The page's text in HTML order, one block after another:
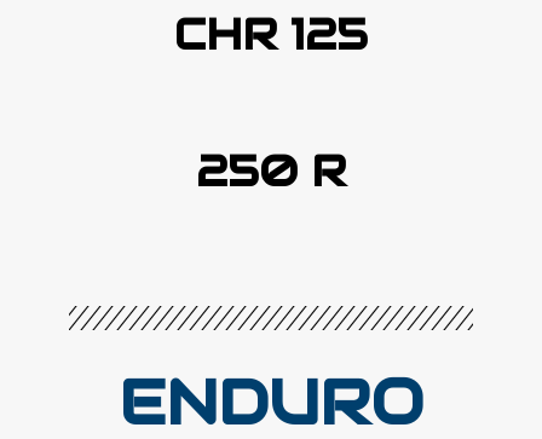
CHR 125
250 R
ENDURO